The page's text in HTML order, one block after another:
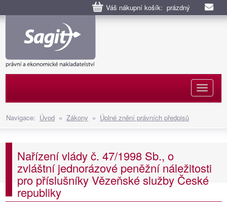
Váš nákupní košík: prázdný
Navigace: Úvod » Zákony » Úplné znění právních předpisů
Nařízení vlády č. 47/1998 Sb., o
zvláštní jednorázové peněžní náležitosti
pro příslušníky Vězeňské služby České
republiky